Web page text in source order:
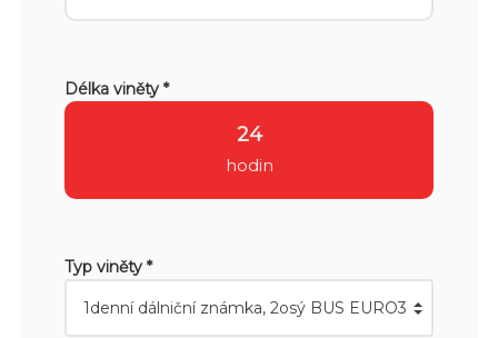
Délka viněty *
24
hodin
Typ viněty *